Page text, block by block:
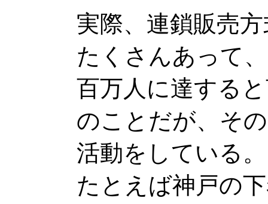
実際、連鎖販売
たくさんあって
百万人に達する
のことだが、そ
活動をしている。
たとえば神戸の